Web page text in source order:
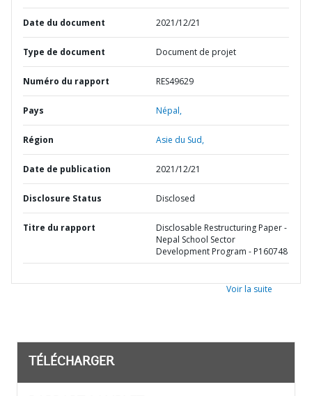
Date du document 2021/12/21
Type de document Document de projet
Numéro du rapport RES49629
Pays Népal,
Région Asie du Sud,
Date de publication 2021/12/21
Disclosure Status Disclosed
Titre du rapport
Disclosable Restructuring Paper -
Nepal School Sector
Development Program - P160748
Voir la suite
TÉLÉCHARGER